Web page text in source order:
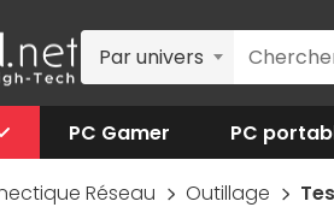
Par univers
PC Gamer PC
Réseau Outillage